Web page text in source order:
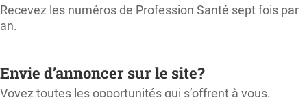
Recevez les numéros de Profession Santé sept fois par
an.
Envie d’annoncer sur le site?
Voyez toutes les opportunités qui s’offrent à vous.